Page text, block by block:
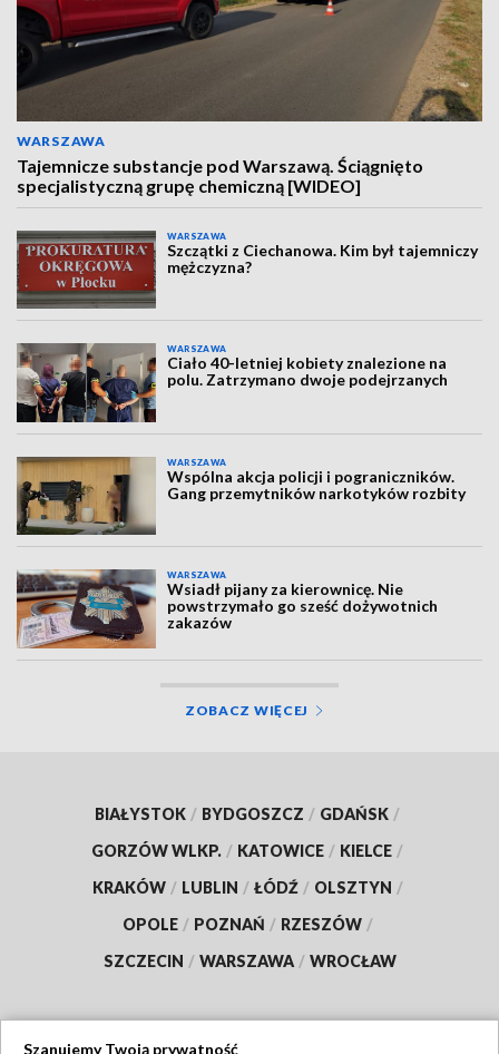
WARSZAWA
Tajemnicze substancje pod Warszawą. Ściągnięto
specjalistyczną grupę chemiczną [WIDEO]
WARSZAWA
Szczątki z Ciechanowa. Kim był tajemniczy
mężczyzna?
WARSZAWA
Ciało 40-letniej kobiety znalezione na
polu. Zatrzymano dwoje podejrzanych
WARSZAWA
Wspólna akcja policji i pograniczników.
Gang przemytników narkotyków rozbity
WARSZAWA
Wsiadł pijany za kierownicę. Nie
powstrzymało go sześć dożywotnich
zakazów
ZOBACZ WIĘCEJ
BIAŁYSTOK / BYDGOSZCZ / GDAŃSK /
GORZÓW WLKP. / KATOWICE / KIELCE /
KRAKÓW / LUBLIN / ŁÓDŹ / OLSZTYN /
OPOLE / POZNAŃ / RZESZÓW /
SZCZECIN / WARSZAWA / WROCŁAW
Szanujemy Twoją prywatność